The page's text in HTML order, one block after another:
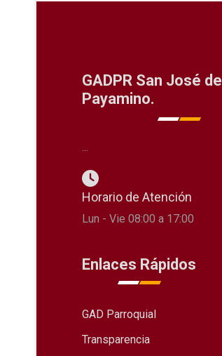
GADPR San José de
Payamino.
...
Horario de Atención
Lun - Vie 08:00 a 17:00
Enlaces Rápidos
GAD Parroquial
Transparencia